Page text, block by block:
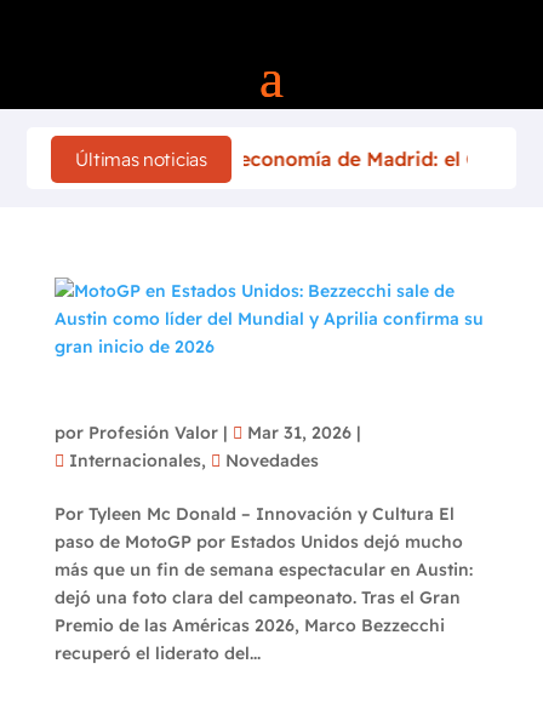
Últimas noticias
1 acelerará la economía de Madrid: el Gran Premio
por Profesión Valor| Mar 31, 2026|
Internacionales, Novedades
Por Tyleen Mc Donald – Innovación y Cultura El
paso de MotoGP por Estados Unidos dejó mucho
más que un fin de semana espectacular en Austin:
dejó una foto clara del campeonato. Tras el Gran
Premio de las Américas 2026, Marco Bezzecchi
recuperó el liderato del...